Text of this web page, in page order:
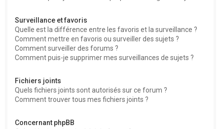
Surveillance et favoris
Quelle est la différence entre les favoris et la surveillance ?
Comment mettre en favoris ou surveiller des sujets ?
Comment surveiller des forums ?
Comment puis-je supprimer mes surveillances de sujets ?
Fichiers joints
Quels fichiers joints sont autorisés sur ce forum ?
Comment trouver tous mes fichiers joints ?
Concernant phpBB